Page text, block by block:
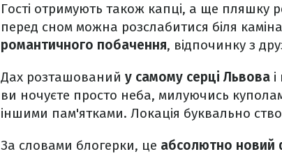
Гості отримують також капці, а ще пляшку
перед сном можна розслабитися біля
романтичного побачення, відпочинку з
Дах розташований у самому серці Львова
ви ночуєте просто неба, милуючись
іншими пам'ятками. Локація буквально
За словами блогерки, це абсолютно новий